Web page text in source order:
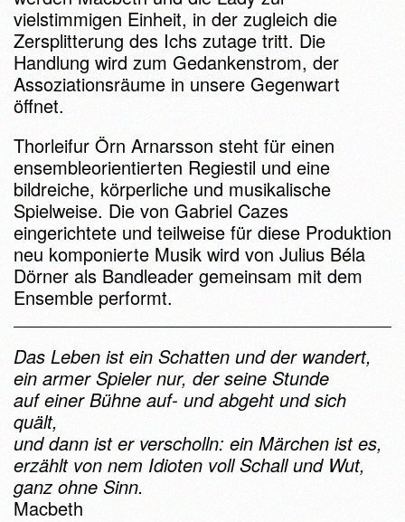
vielstimmigen Einheit, in der zugleich die
Zersplitterung des Ichs zutage tritt. Die
Handlung wird zum Gedankenstrom, der
Assoziationsräume in unsere Gegenwart
öffnet.
Thorleifur Örn Arnarsson steht für einen
ensembleorientierten Regiestil und eine
bildreiche, körperliche und musikalische
Spielweise. Die von Gabriel Cazes
eingerichtete und teilweise für diese Produktion
neu komponierte Musik wird von Julius Béla
Dörner als Bandleader gemeinsam mit dem
Ensemble performt.
Das Leben ist ein Schatten und der wandert,
ein armer Spieler nur, der seine Stunde
auf einer Bühne auf- und abgeht und sich
quält,
und dann ist er verscholln: ein Märchen ist es,
erzählt von nem Idioten voll Schall und Wut,
ganz ohne Sinn.
Macbeth